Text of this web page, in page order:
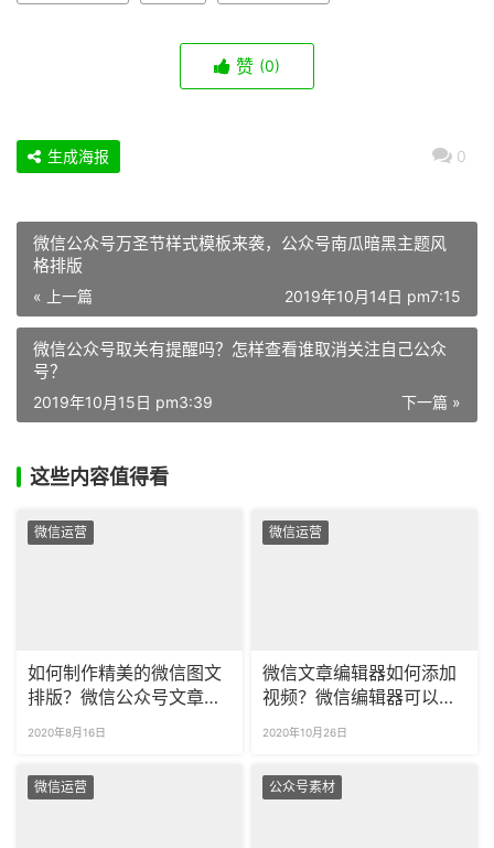
赞 (0)
0
生成海报
微信公众号万圣节样式模板来袭，公众号南瓜暗黑主题风
格排版
« 上一篇 2019年10月14日 pm7:15
微信公众号取关有提醒吗？怎样查看谁取消关注自己公众
号？
下一篇 »
2019年10月15日 pm3:39
这些内容值得看
微信运营
如何制作精美的微信图文
排版？微信公众号文章排
2020年8月16日
微信运营
微信文章编辑器如何添加
视频？微信编辑器可以添
2020年10月26日
微信运营 公众号素材